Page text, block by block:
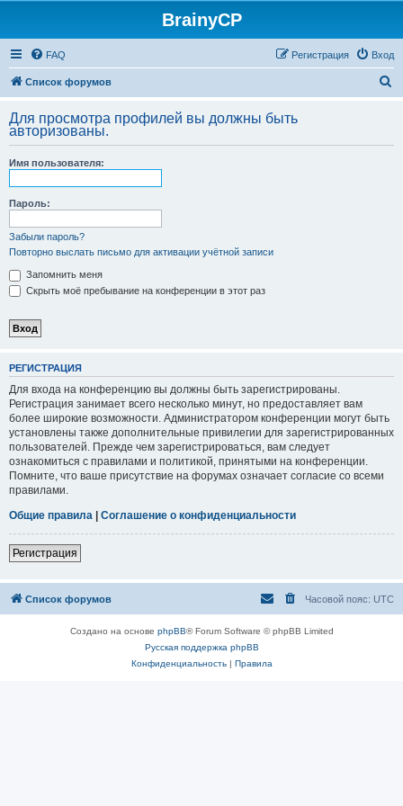
BrainyCP
FAQ Вход
Регистрация
Список форумов
с
Для просмотра профилей вы должны быть
авторизованы.
Имя пользователя:
Пароль:
Забыли пароль?
Повторно выслать письмо для активации учётной записи
Запомнить меня
Скрыть моё пребывание на конференции в этот раз
РЕГИСТРАЦИЯ
Для входа на конференцию вы должны быть зарегистрированы.
Регистрация занимает всего несколько минут, но предоставляет вам
более широкие возможности. Администратором конференции могут быть
установлены также дополнительные привилегии для зарегистрированных
пользователей. Прежде чем зарегистрироваться, вам следует
ознакомиться с правилами и политикой, принятыми на конференции.
Помните, что ваше присутствие на форумах означает согласие со всеми
правилами.
Общие правила | Соглашение о конфиденциальности
Регистрация
Список форумов Часовой пояс: UTC
Создано на основе phpBB® Forum Software © phpBB Limited
Русская поддержка phpBB
Конфиденциальность| Правила